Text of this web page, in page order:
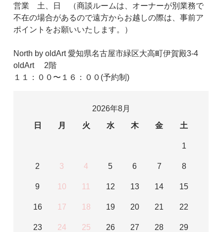
営業 土、日 （商談ルームは、オーナーが別業務で
不在の場合があるので遠方からお越しの際は、事前ア
ポイントをお願いいたします。）
North by oldArt 愛知県名古屋市緑区大高町伊賀殿3-4
oldArt 2階
１１：００〜１６：００(予約制)
2026年8月
日
月 火 水 木 金 土
1
2 3 4 5 6 7 8
9 10 11 12 13 14 15
16 17 18 19 20 21 22
23 24 25 26 27 28 29